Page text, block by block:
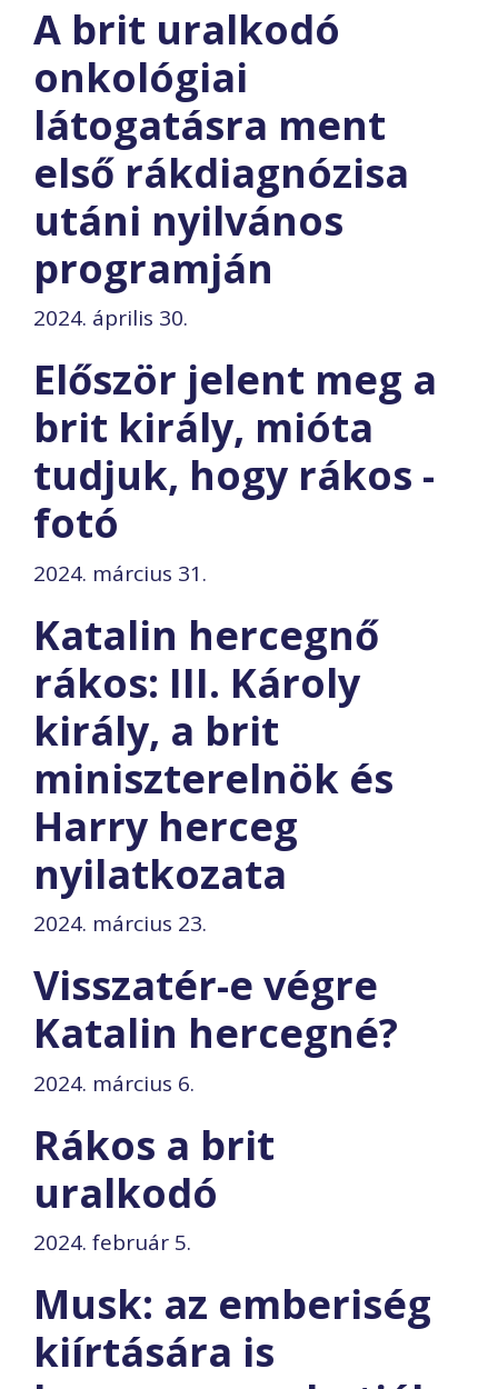
A brit uralkodó
onkológiai
látogatásra ment
első rákdiagnózisa
utáni nyilvános
programján
2024. április 30.
Először jelent meg a
brit király, mióta
tudjuk, hogy rákos -
fotó
2024. március 31.
Katalin hercegnő
rákos: III. Károly
király, a brit
miniszterelnök és
Harry herceg
nyilatkozata
2024. március 23.
Visszatér-e végre
Katalin hercegné?
2024. március 6.
Rákos a brit
uralkodó
2024. február 5.
Musk: az emberiség
kiírtására is